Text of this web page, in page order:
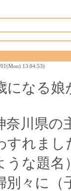
13:04:53)
になる
奈川県の
すれま
うな題名
別々に